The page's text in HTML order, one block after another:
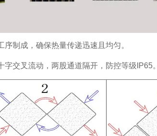
制成，确保热量传递迅速且均匀。
交叉流动，两股通道隔开，防控等级IP65。